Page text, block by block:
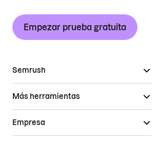
Empezar prueba gratuita
Semrush
Más herramientas
Empresa